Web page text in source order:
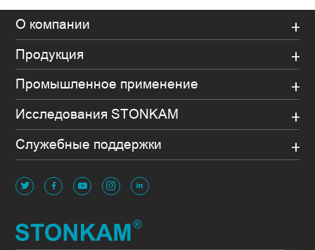
О компании
Продукция
Промышленное применение
Исследования STONKAM
Служебные поддержки